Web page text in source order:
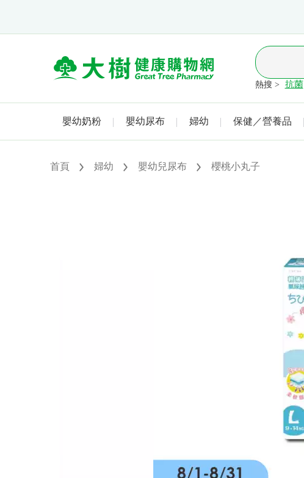
熱搜 > 抗菌
嬰幼奶粉 嬰幼尿布 婦幼 保健／營養品
首頁 婦幼 嬰幼兒尿布 櫻桃小丸子